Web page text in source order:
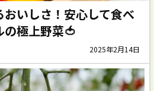
いしさ！安心して食べ
の極上野菜🍅
2025年2月14日